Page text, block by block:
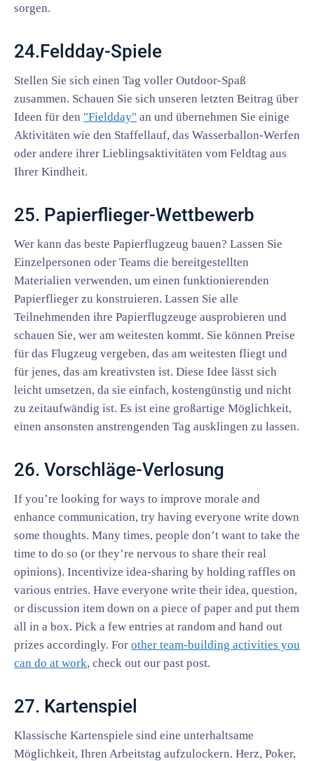
sorgen.
24.Feldday-Spiele
Stellen Sie sich einen Tag voller Outdoor-Spaß
zusammen. Schauen Sie sich unseren letzten Beitrag über
Ideen für den "Fieldday" an und übernehmen Sie einige
Aktivitäten wie den Staffellauf, das Wasserballon-Werfen
oder andere ihrer Lieblingsaktivitäten vom Feldtag aus
Ihrer Kindheit.
25. Papierflieger-Wettbewerb
Wer kann das beste Papierflugzeug bauen? Lassen Sie
Einzelpersonen oder Teams die bereitgestellten
Materialien verwenden, um einen funktionierenden
Papierflieger zu konstruieren. Lassen Sie alle
Teilnehmenden ihre Papierflugzeuge ausprobieren und
schauen Sie, wer am weitesten kommt. Sie können Preise
für das Flugzeug vergeben, das am weitesten fliegt und
für jenes, das am kreativsten ist. Diese Idee lässt sich
leicht umsetzen, da sie einfach, kostengünstig und nicht
zu zeitaufwändig ist. Es ist eine großartige Möglichkeit,
einen ansonsten anstrengenden Tag ausklingen zu lassen.
26. Vorschläge-Verlosung
If you’re looking for ways to improve morale and
enhance communication, try having everyone write down
some thoughts. Many times, people don’t want to take the
time to do so (or they’re nervous to share their real
opinions). Incentivize idea-sharing by holding raffles on
various entries. Have everyone write their idea, question,
or discussion item down on a piece of paper and put them
all in a box. Pick a few entries at random and hand out
prizes accordingly. For other team-building activities you
can do at work, check out our past post.
27. Kartenspiel
Klassische Kartenspiele sind eine unterhaltsame
Möglichkeit, Ihren Arbeitstag aufzulockern. Herz, Poker,